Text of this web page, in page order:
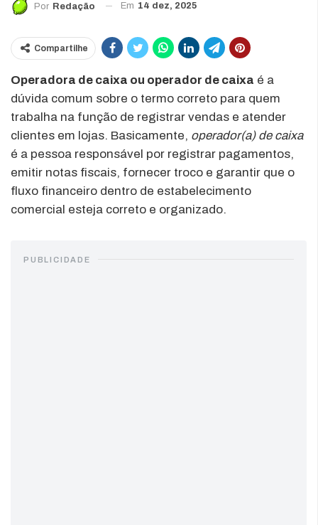
Por Redação Em 14 dez, 2025
Compartilhe
Operadora de caixa ou operador de caixa é a
dúvida comum sobre o termo correto para quem
trabalha na função de registrar vendas e atender
clientes em lojas. Basicamente, operador(a) de caixa
é a pessoa responsável por registrar pagamentos,
emitir notas fiscais, fornecer troco e garantir que o
fluxo financeiro dentro de estabelecimento
comercial esteja correto e organizado.
PUBLICIDADE